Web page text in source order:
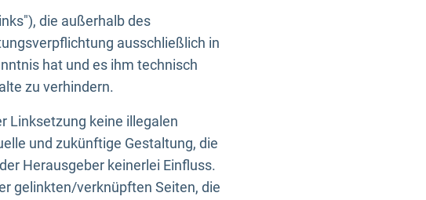
die außerhalb des
ausschließlich in
hat und es ihm technisch
zu verhindern.
Linksetzung keine illegalen
und zukünftige Gestaltung, die
Herausgeber keinerlei Einfluss.
gelinkten/verknüpften Seiten, die